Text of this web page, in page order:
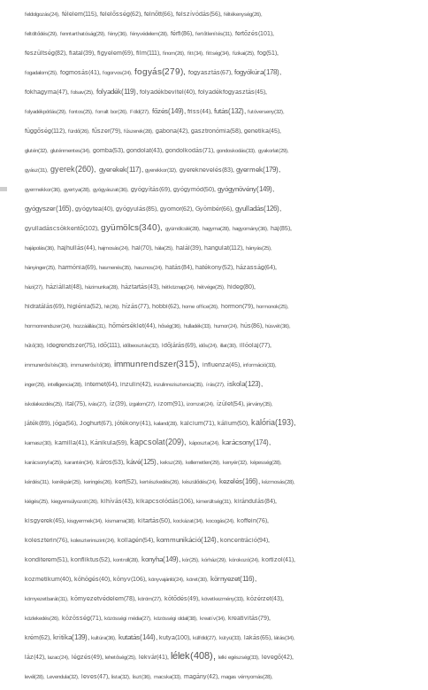
feldolgozás(24), félelem(115), felelősség(62), felnőtt(66), felszívódás(56), féltékenység(26),
feltöltődés(29), fenntarthatóság(29), fény(36), fényvédelem(28), férfi(86), fertőtlenítés(31), fertőzés(101),
feszültség(82), fiatal(39), figyelem(69), film(111), finom(26), fitt(34), fittség(34), fizikai(25), fog(51),
fogadalom(25), fogmosás(41), fogorvos(24), fogyás(279), fogyasztás(67), fogyókúra(178),
fokhagyma(47), folsav(25), folyadék(119), folyadékbevitel(40), folyadékfogyasztás(45),
folyadékpótlás(29), fontos(25), forralt bor(26), Föld(27), főzés(149), friss(44), futás(132), futóverseny(32),
függőség(112), fürdő(26), fűszer(79), fűszerek(28), gabona(42), gasztronómia(58), genetika(45),
glutén(32), gluténmentes(34), gomba(53), gondolat(43), gondolkodás(71), gondoskodás(33), gyakorlat(29),
gyász(31), gyerek(260), gyerekek(117), gyerekkor(32), gyereknevelés(83), gyermek(179),
gyermekkor(36), gyertya(28), gyógyászat(36), gyógyítás(69), gyógymód(50), gyógynövény(149),
gyógyszer(165), gyógytea(40), gyógyulás(85), gyomor(62), Gyömbér(66), gyulladás(126),
gyulladáscsökkentő(102), gyümölcs(340), gyümölcslé(28), hagyma(28), hagyomány(36), haj(85),
hajápolás(36), hajhullás(44), hajmosás(24), hal(70), hála(25), halál(39), hangulat(112), hányás(25),
hányinger(25), harmónia(69), hasmenés(35), hasznos(24), hatás(84), hatékony(52), házasság(64),
házi(27), háziállat(48), házimunka(28), háztartás(43), hétköznap(24), hétvége(25), hideg(80),
hidratálás(69), higiénia(52), hit(26), hízás(77), hobbi(62), home office(26), hormon(79), hormonok(25),
hormonrendszer(24), hozzáállás(31), hőmérséklet(44), hőség(36), hulladék(33), humor(24), hús(86), húsvét(36),
hűtő(30), idegrendszer(75), idő(111), időbeosztás(32), időjárás(69), idős(24), illat(30), illóolaj(77),
immunerősítés(30), immunerősítő(36), immunrendszer(315), influenza(45), információ(33),
inger(29), intelligencia(28), internet(64), inzulin(42), inzulinrezisztencia(35), írás(27), iskola(123),
iskolakezdés(25), ital(75), ivás(27), íz(39), izgalom(27), izom(91), izomzat(24), ízület(54), járvány(35),
játék(89), jóga(56), Joghurt(67), jótékony(41), kaland(28), kalcium(71), kálium(50), kalória(193),
kamasz(30), kamilla(41), Kánikula(59), kapcsolat(209), káposzta(24), karácsony(174),
karácsonyfa(25), karantén(34), káros(53), kávé(125), keksz(29), kellemetlen(29), kenyér(32), képesség(28),
kérdés(31), kerékpár(25), keringés(26), kert(52), kertészkedés(26), készülődés(24), kezelés(166), kézmosás(28),
kiégés(25), kiegyensúlyozott(26), kihívás(43), kikapcsolódás(106), kimerültség(31), kirándulás(84),
kisgyerek(45), kisgyermek(34), kismama(38), kitartás(50), kockázat(34), kocogás(24), koffein(76),
koleszterin(76), koleszterinszint(24), kollagén(54), kommunikáció(124), koncentráció(94),
konditerem(51), konfliktus(52), kontroll(28), konyha(149), kór(25), kórház(29), kórokozó(24), kortizol(41),
kozmetikum(40), köhögés(40), könyv(106), könyvajánló(24), köret(30), környezet(116),
környezetbarát(31), környezetvédelem(78), köröm(27), kötődés(49), következmény(33), közérzet(43),
közlekedés(26), közösség(71), közösségi média(27), közösségi oldal(38), kreatív(34), kreativitás(79),
krém(62), kritika(139), kultúra(36), kutatás(144), kutya(100), külföld(27), kütyü(33), lakás(65), látás(34),
láz(42), lazac(24), légzés(49), lehetőség(25), lekvár(41), lélek(408), lelki egészség(33), levegő(42),
levél(28), Levendula(32), leves(47), lista(32), liszt(36), macska(33), magány(42), magas vérnyomás(28),